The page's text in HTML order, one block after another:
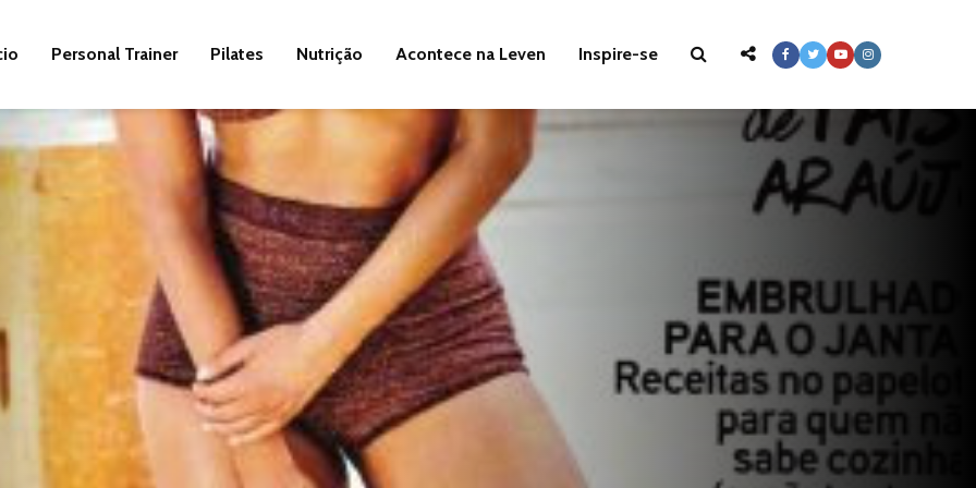
Personal Trainer Pilates Nutrição Acontece na Leven Inspire-se